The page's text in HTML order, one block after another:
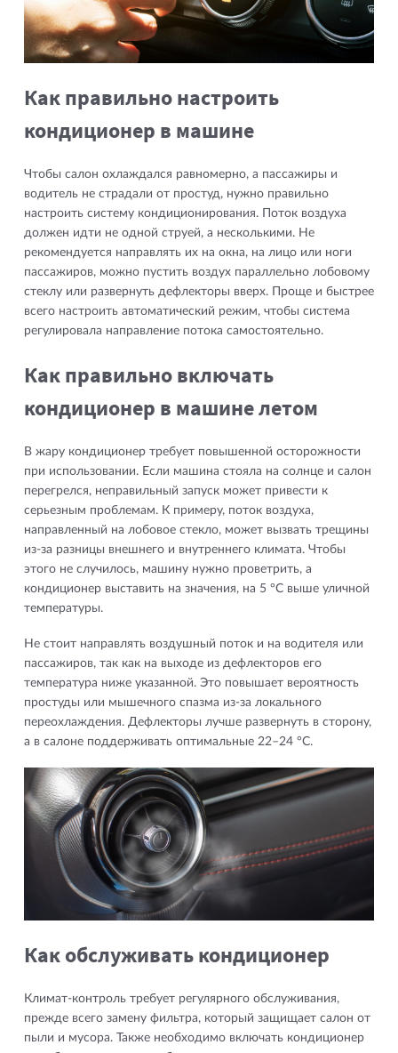
Как правильно настроить
кондиционер в машине
Чтобы салон охлаждался равномерно, а пассажиры и
водитель не страдали от простуд, нужно правильно
настроить систему кондиционирования. Поток воздуха
должен идти не одной струей, а несколькими. Не
рекомендуется направлять их на окна, на лицо или ноги
пассажиров, можно пустить воздух параллельно лобовому
стеклу или развернуть дефлекторы вверх. Проще и быстрее
всего настроить автоматический режим, чтобы система
регулировала направление потока самостоятельно.
Как правильно включать
кондиционер в машине летом
В жару кондиционер требует повышенной осторожности
при использовании. Если машина стояла на солнце и салон
перегрелся, неправильный запуск может привести к
серьезным проблемам. К примеру, поток воздуха,
направленный на лобовое стекло, может вызвать трещины
из-за разницы внешнего и внутреннего климата. Чтобы
этого не случилось, машину нужно проветрить, а
кондиционер выставить на значения, на 5 °С выше уличной
температуры.
Не стоит направлять воздушный поток и на водителя или
пассажиров, так как на выходе из дефлекторов его
температура ниже указанной. Это повышает вероятность
простуды или мышечного спазма из-за локального
переохлаждения. Дефлекторы лучше развернуть в сторону,
а в салоне поддерживать оптимальные 22–24 °С.
Как обслуживать кондиционер
Климат-контроль требует регулярного обслуживания,
прежде всего замену фильтра, который защищает салон от
пыли и мусора. Также необходимо включать кондиционер